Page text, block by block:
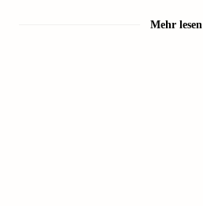
Mehr lesen